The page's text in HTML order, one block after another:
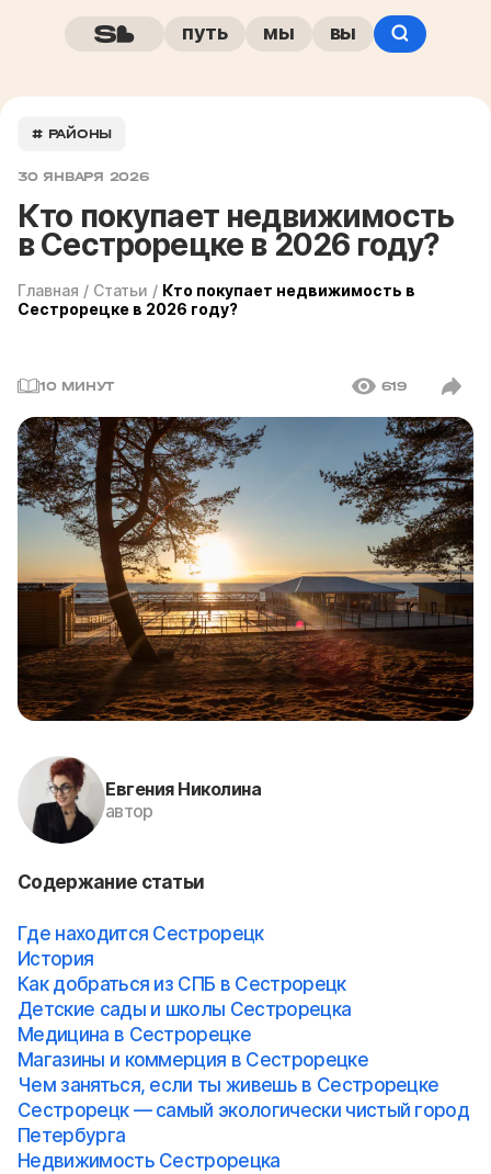
путь мы вы
# РАЙОНЫ
30 ЯНВАРЯ 2026
Кто покупает недвижимость
в Сестрорецке в 2026 году?
Главная / Статьи / Кто покупает недвижимость в
Сестрорецке в 2026 году?
10 МИНУТ 619
Евгения Николина
автор
Содержание статьи
Где находится Сестрорецк
История
Как добраться из СПБ в Сестрорецк
Детские сады и школы Сестрорецка
Медицина в Сестрорецке
Магазины и коммерция в Сестрорецке
Чем заняться, если ты живешь в Сестрорецке
Сестрорецк — самый экологически чистый город
Петербурга
Недвижимость Сестрорецка